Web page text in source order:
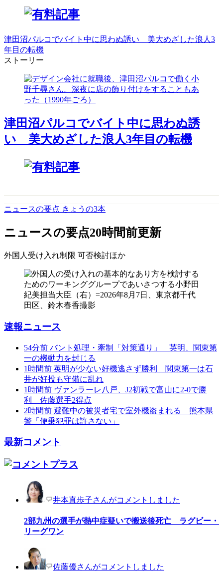
津田沼パルコでバイト中に思わぬ誘い 美大めざした浪人3
年目の転機
ストーリー
津田沼パルコでバイト中に思わぬ誘
い 美大めざした浪人3年目の転機
ニュースの要点 きょうの3本
ニュースの要点20時間前更新
外国人受け入れ制限 可否検討ほか
速報ニュース
54分前 バント処理・牽制「対策通り」 英明、関東第
一の機動力を封じる
1時間前 英明が少ない好機逃さず勝利 関東第一は石
井が好投も守備に乱れ
1時間前 ヴァンラーレ八戸、J2初戦で富山に2-0で勝
利 佐藤選手2得点
2時間前 避難中の被災者宅で室外機盗まれる 熊本県
警「便乗犯罪は許さない」
最新コメント
井本直歩子さんがコメントしました
2部九州の選手が熱中症疑いで搬送後死亡 ラグビー・
リーグワン
佐藤優さんがコメントしました